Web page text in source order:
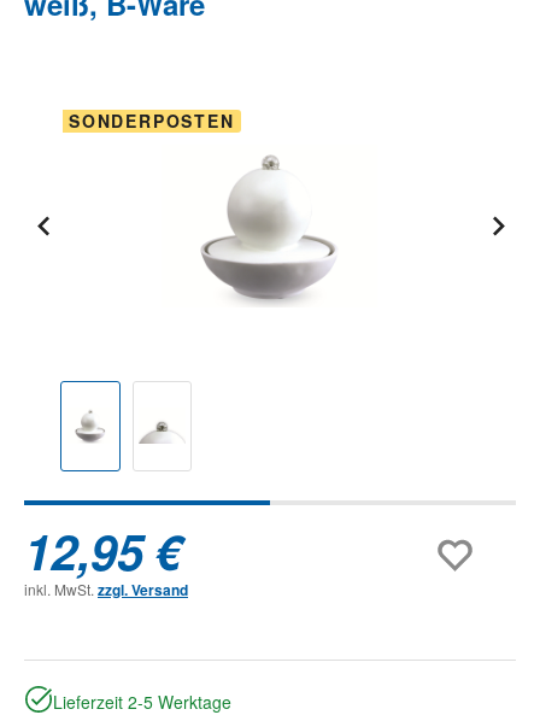
Bildergalerie überspringen
SONDERPOSTEN
12,95 €
inkl. MwSt. zzgl. Versand
Lieferzeit 2-5 Werktage